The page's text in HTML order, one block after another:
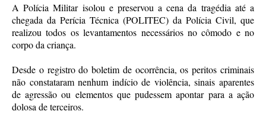
A Polícia Militar isolou e preservou a cena da tragédia até a
chegada da Perícia Técnica (POLITEC) da Polícia Civil, que
realizou todos os levantamentos necessários no cômodo e no
corpo da criança.
Desde o registro do boletim de ocorrência, os peritos criminais
não constataram nenhum indício de violência, sinais aparentes
de agressão ou elementos que pudessem apontar para a ação
dolosa de terceiros.